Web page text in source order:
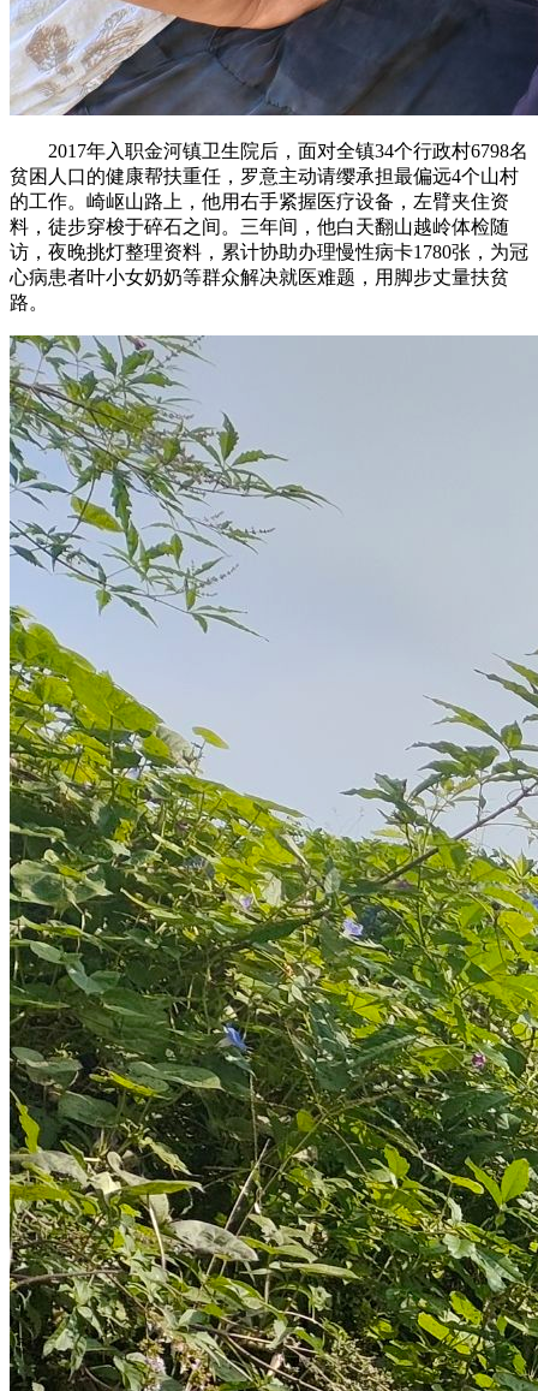
2017年入职金河镇卫生院后，面对全镇34个行政村6798名
贫困人口的健康帮扶重任，罗意主动请缨承担最偏远4个山村
的工作。崎岖山路上，他用右手紧握医疗设备，左臂夹住资
料，徒步穿梭于碎石之间。三年间，他白天翻山越岭体检随
访，夜晚挑灯整理资料，累计协助办理慢性病卡1780张，为冠
心病患者叶小女奶奶等群众解决就医难题，用脚步丈量扶贫
路。